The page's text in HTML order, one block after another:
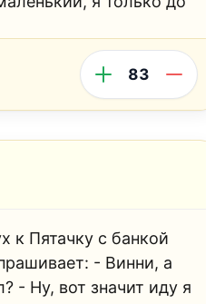
83
к Пятачку с банкой
- Винни, а
- Ну, вот значит иду я